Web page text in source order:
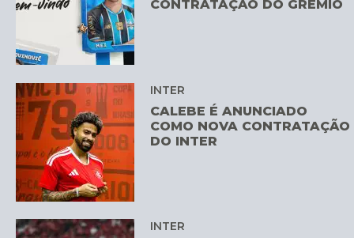
CONTRATAÇÃO DO GRÊMIO
INTER
CALEBE É ANUNCIADO
COMO NOVA CONTRATAÇÃO
DO INTER
INTER